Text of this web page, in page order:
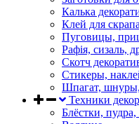
Калька
Клей для скрапа
Пуговицы,
Рафія, сизаль,
Скотч
Стикеры,
Шпагат, шнуры,
Техники
Блёстки,